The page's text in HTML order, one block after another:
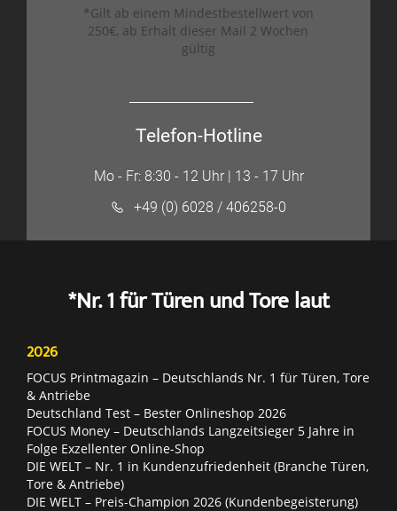
*Gilt ab einem Mindestbestellwert von
250€, ab Erhalt dieser Mail 2 Wochen
gültig
Telefon-Hotline
Mo - Fr: 8:30 - 12 Uhr | 13 - 17 Uhr
+49 (0) 6028 / 406258-0
*Nr. 1 für Türen und Tore laut
2026
FOCUS Printmagazin – Deutschlands Nr. 1 für Türen, Tore
& Antriebe
Deutschland Test – Bester Onlineshop 2026
FOCUS Money – Deutschlands Langzeitsieger 5 Jahre in
Folge Exzellenter Online-Shop
DIE WELT – Nr. 1 in Kundenzufriedenheit (Branche Türen,
Tore & Antriebe)
DIE WELT – Preis-Champion 2026 (Kundenbegeisterung)